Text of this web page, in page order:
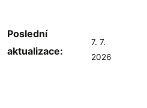
Poslední
aktualizace:
7. 7.
2026